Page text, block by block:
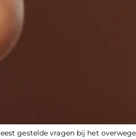
gestelde vragen bij het